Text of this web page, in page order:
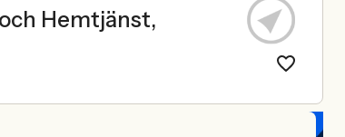
Hemtjänst,